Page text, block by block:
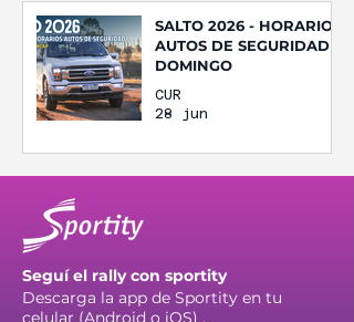
SALTO 2026 - HORARIOS
AUTOS DE SEGURIDAD
DOMINGO
CUR
28 jun
Seguí el rally con sportity
Descarga la app de Sportity en tu
celular (Android o iOS) .